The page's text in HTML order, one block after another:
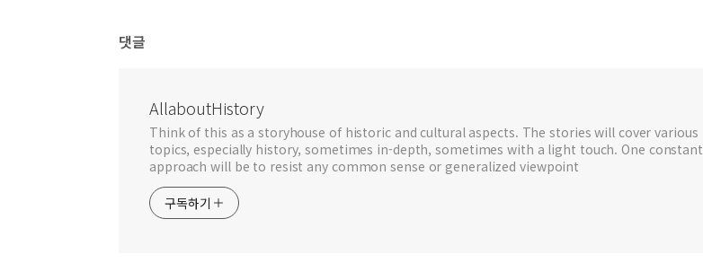
댓글
AllaboutHistory
Think of this as a storyhouse of historic and cultural aspects. The stories will cover various
topics, especially history, sometimes in-depth, sometimes with a light touch. One constant
approach will be to resist any common sense or generalized viewpoint
구독하기